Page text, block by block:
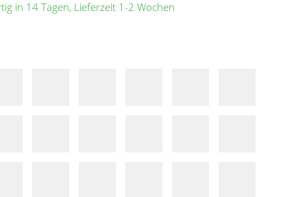
in 14 Tagen, Lieferzeit 1-2 Wochen